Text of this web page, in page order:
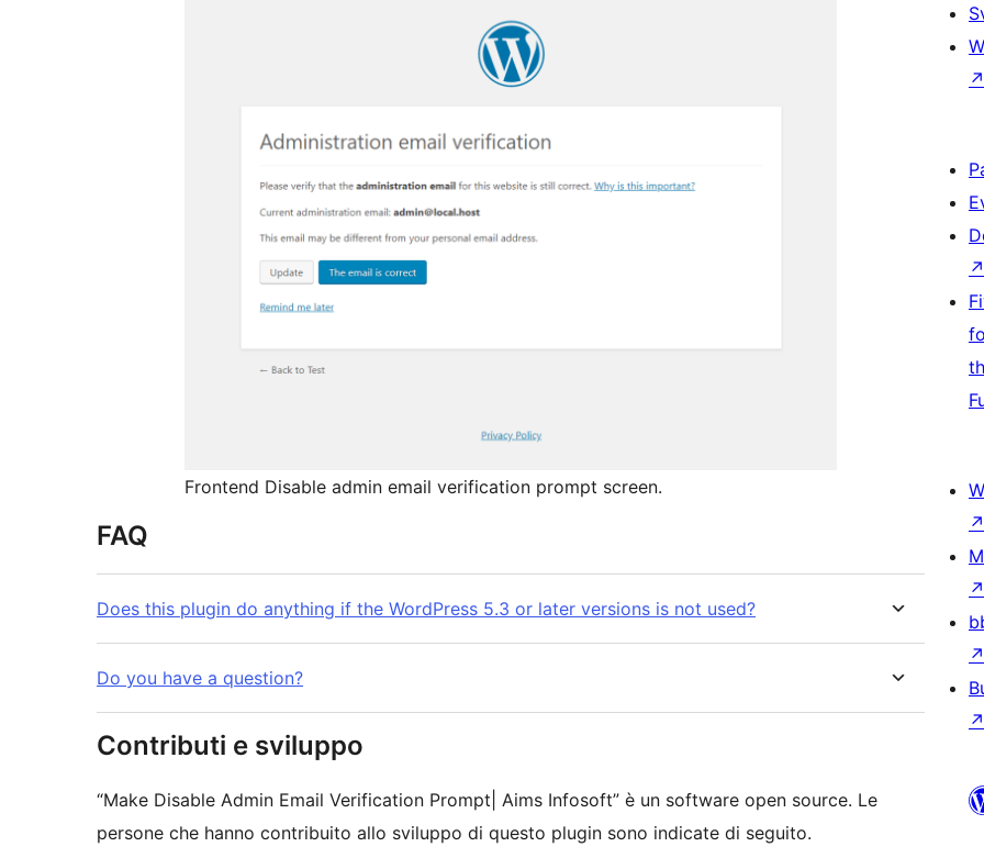
Frontend Disable admin email verification prompt screen.
FAQ
Does this plugin do anything if the WordPress 5.3 or later versions is not used?
Do you have a question?
Contributi e sviluppo
“Make Disable Admin Email Verification Prompt| Aims Infosoft” è un software open source. Le
persone che hanno contribuito allo sviluppo di questo plugin sono indicate di seguito.
↗
↗
↗
↗
↗
↗